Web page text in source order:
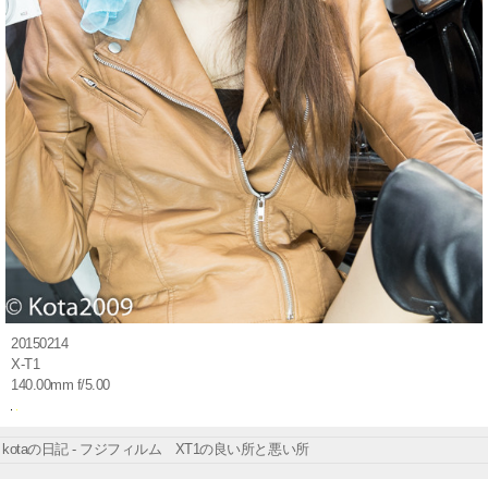
20150214
X-T1
140.00mm f/5.00
kotaの日記 - フジフィルム XT1の良い所と悪い所